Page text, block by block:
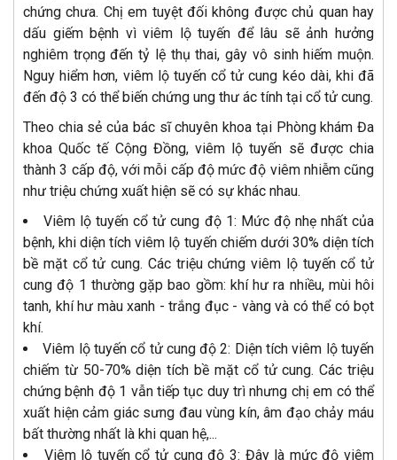
chứng chưa. Chị em tuyệt đối không được chủ quan hay
dấu giếm bệnh vì viêm lộ tuyến để lâu sẽ ảnh hưởng
nghiêm trọng đến tỷ lệ thụ thai, gây vô sinh hiếm muộn.
Nguy hiểm hơn, viêm lộ tuyến cổ tử cung kéo dài, khi đã
đến độ 3 có thể biến chứng ung thư ác tính tại cổ tử cung.
Theo chia sẻ của bác sĩ chuyên khoa tại Phòng khám Đa
khoa Quốc tế Cộng Đồng, viêm lộ tuyến sẽ được chia
thành 3 cấp độ, với mỗi cấp độ mức độ viêm nhiễm cũng
như triệu chứng xuất hiện sẽ có sự khác nhau.
Viêm lộ tuyến cổ tử cung độ 1: Mức độ nhẹ nhất của
bệnh, khi diện tích viêm lộ tuyến chiếm dưới 30% diện tích
bề mặt cổ tử cung. Các triệu chứng viêm lộ tuyến cổ tử
cung độ 1 thường gặp bao gồm: khí hư ra nhiều, mùi hôi
tanh, khí hư màu xanh - trắng đục - vàng và có thể có bọt
khí.
Viêm lộ tuyến cổ tử cung độ 2: Diện tích viêm lộ tuyến
chiếm từ 50-70% diện tích bề mặt cổ tử cung. Các triệu
chứng bệnh độ 1 vẫn tiếp tục duy trì nhưng chị em có thể
xuất hiện cảm giác sưng đau vùng kín, âm đạo chảy máu
bất thường nhất là khi quan hệ,...
Viêm lộ tuyến cổ tử cung độ 3: Đây là mức độ viêm